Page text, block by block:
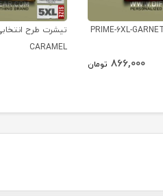
866,000 تومان
CARAMEL